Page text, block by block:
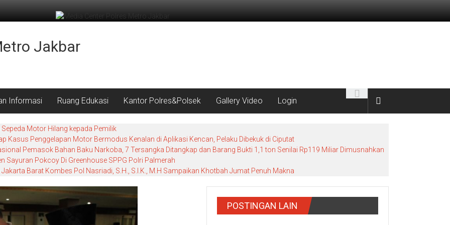
Jakbar
Informasi Ruang Edukasi Kantor Polres&Polsek Gallery Video Login
Motor Hilang kepada Pemilik
Kasus Penggelapan Motor Bermodus Kenalan di Aplikasi Kencan, Pelaku Dibekuk di Ciputat
Pemasok Bahan Baku Narkoba, 7 Tersangka Ditangkap dan Barang Bukti 1,1 ton Senilai Rp119 Miliar Dimusnahkan
Sayuran Pokcoy Di Greenhouse SPPG Polri Palmerah
Barat Kombes Pol Nasriadi, S.H., S.I.K., M.H Sampaikan Khotbah Jumat Penuh Makna
POSTINGAN LAIN